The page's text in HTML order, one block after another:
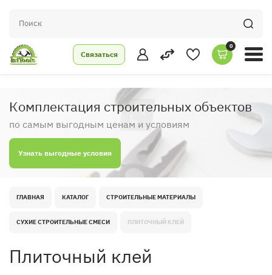
Связаться
0
Комплектация строительных объектов
по самым выгодным ценам и условиям
Узнать выгодные условия
ГЛАВНАЯ КАТАЛОГ СТРОИТЕЛЬНЫЕ МАТЕРИАЛЫ
СУХИЕ СТРОИТЕЛЬНЫЕ СМЕСИ ПЛИТОЧНЫЙ КЛЕЙ
Плиточный клей